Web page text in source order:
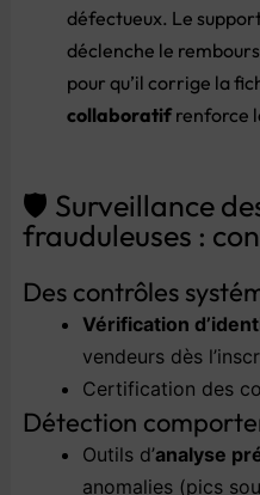
défectueux. Le
déclenche le
pourqu’ilcorrige la
collaboratifrenforce
🛡️ Surveillance
frauduleuses :
Des contrôles
Vérification
vendeurs dès
Certification des
Détection
Outils d’analyse
anomalies (pics